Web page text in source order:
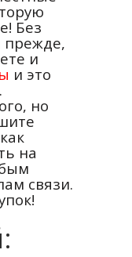
Без
прежде,
и
и это
но
на
связи.